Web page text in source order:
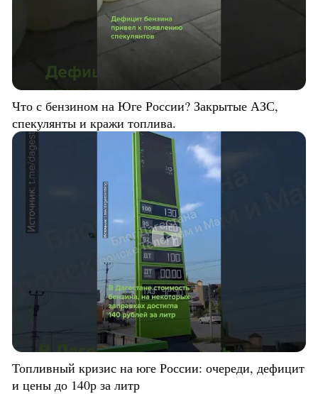
Что с бензином на Юге России? Закрытые АЗС,
спекулянты и кражи топлива.
Топливный кризис на юге России: очереди, дефицит
и цены до 140р за литр